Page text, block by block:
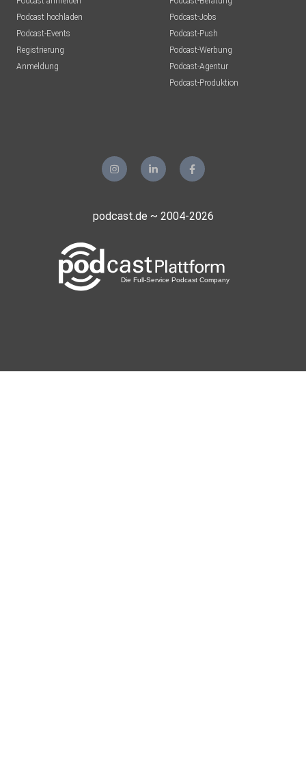
Podcast hochladen
Podcast-Events
Registrierung
Anmeldung
Podcast-Jobs
Podcast-Push
Podcast-Werbung
Podcast-Agentur
Podcast-Produktion
podcast.de ~ 2004-2026